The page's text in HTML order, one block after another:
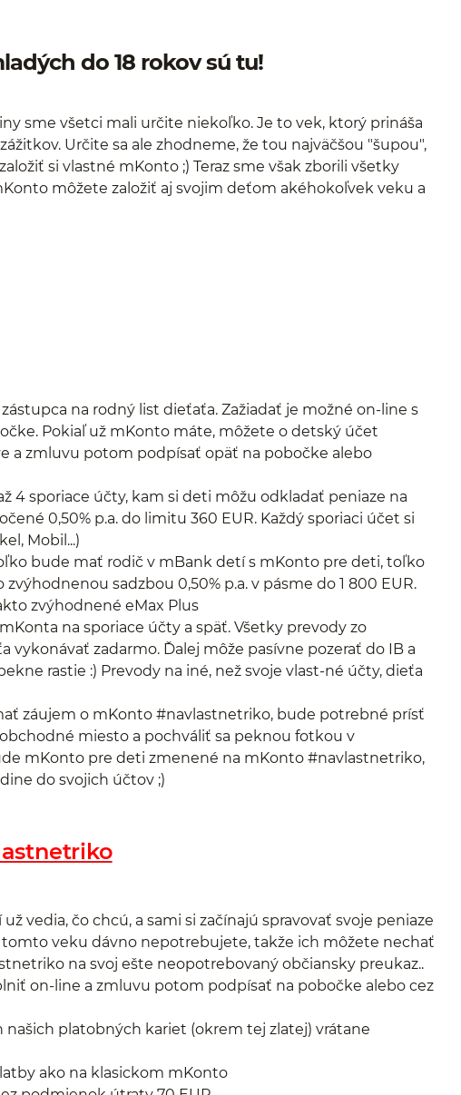
do 18 rokov sú tu!
sme všetci mali určite niekoľko. Je to vek, ktorý prináša
Určite sa ale zhodneme, že tou najväčšou "šupou",
si vlastné mKonto ;) Teraz sme však zborili všetky
môžete založiť aj svojim deťom akéhokoľvek veku a
na rodný list dieťaťa. Zažiadať je možné on-line s
Pokiaľ už mKonto máte, môžete o detský účet
a zmluvu potom podpísať opäť na pobočke alebo
4 sporiace účty, kam si deti môžu odkladať peniaze na
0,50% p.a. do limitu 360 EUR. Každý sporiaci účet si
Mobil...)
bude mať rodič v mBank detí s mKonto pre deti, toľko
sadzbou 0,50% p.a. v pásme do 1 800 EUR.
zvýhodnené eMax Plus
na sporiace účty a späť. Všetky prevody zo
vykonávať zadarmo. Ďalej môže pasívne pozerať do IB a
rastie :) Prevody na iné, než svoje vlast-né účty, dieťa
záujem o mKonto #navlastnetriko, bude potrebné prísť
miesto a pochváliť sa peknou fotkou v
mKonto pre deti zmenené na mKonto #navlastnetriko,
do svojich účtov ;)
vedia, čo chcú, a sami si začínajú spravovať svoje peniaze
tomto veku dávno nepotrebujete, takže ich môžete nechať
na svoj ešte neopotrebovaný občiansky preukaz..
on-line a zmluvu potom podpísať na pobočke alebo cez
platobných kariet (okrem tej zlatej) vrátane
ako na klasickom mKonto